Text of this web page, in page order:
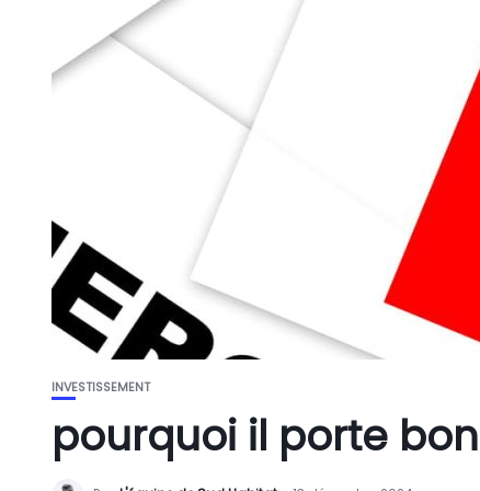
INVESTISSEMENT
pourquoi il porte